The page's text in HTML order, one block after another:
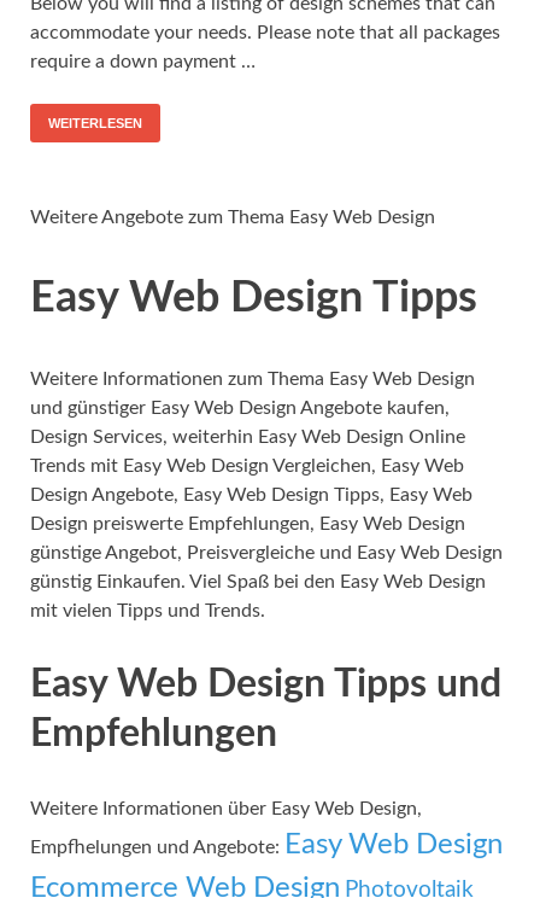
accommodate your needs. Please note that all packages
require a down payment …
WEITERLESEN
Weitere Angebote zum Thema Easy Web Design
Easy Web Design Tipps
Weitere Informationen zum Thema Easy Web Design
und günstiger Easy Web Design Angebote kaufen,
Design Services, weiterhin Easy Web Design Online
Trends mit Easy Web Design Vergleichen, Easy Web
Design Angebote, Easy Web Design Tipps, Easy Web
Design preiswerte Empfehlungen, Easy Web Design
günstige Angebot, Preisvergleiche und Easy Web Design
günstig Einkaufen. Viel Spaß bei den Easy Web Design
mit vielen Tipps und Trends.
Easy Web Design Tipps und
Empfehlungen
Weitere Informationen über Easy Web Design,
Empfhelungen und Angebote: Easy Web Design
Ecommerce Web Design Photovoltaik